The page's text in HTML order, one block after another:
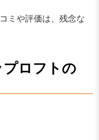
ミや評価は、残念な
ロフトの